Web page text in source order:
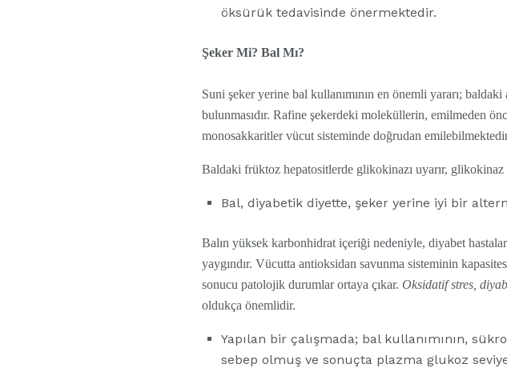
öksürük tedavisinde önermektedir.
Şeker Mi? Bal Mı?
Suni şeker yerine bal kullanımının en önemli yararı;
bulunmasıdır. Rafine şekerdeki moleküllerin, emilmeden
monosakkaritler vücut sisteminde doğrudan
Baldaki früktoz hepatositlerde glikokinazı uyarır,
Bal, diyabetik diyette, şeker yerine iyi bir
Balın yüksek karbonhidrat içeriği nedeniyle, diyabet
yaygındır. Vücutta antioksidan savunma sisteminin
sonucu patolojik durumlar ortaya çıkar. Oksidatif stres,
oldukça önemlidir.
Yapılan bir çalışmada; bal kullanımının,
sebep olmuş ve sonuçta plazma glukoz